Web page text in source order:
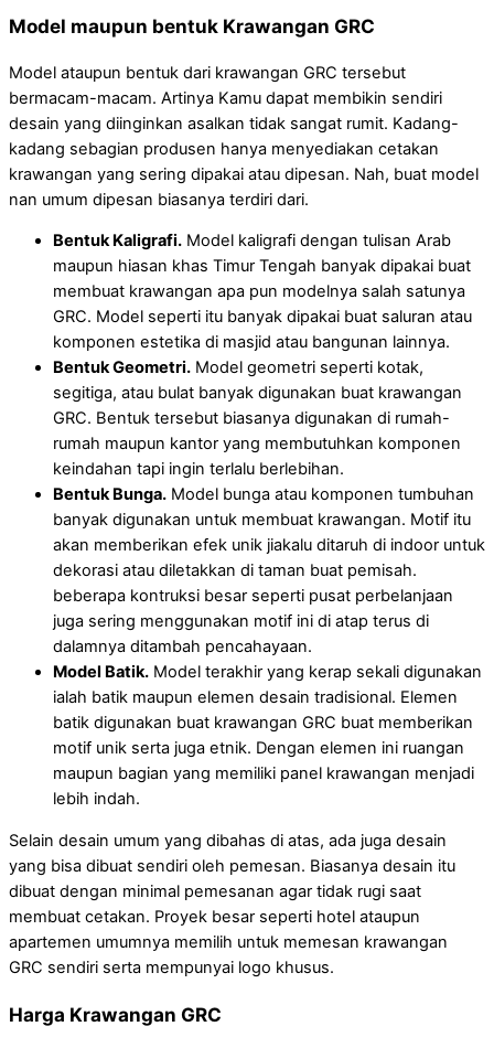
Model maupun bentuk Krawangan GRC
Model ataupun bentuk dari krawangan GRC tersebut
bermacam-macam. Artinya Kamu dapat membikin sendiri
desain yang diinginkan asalkan tidak sangat rumit. Kadang-
kadang sebagian produsen hanya menyediakan cetakan
krawangan yang sering dipakai atau dipesan. Nah, buat model
nan umum dipesan biasanya terdiri dari.
Bentuk Kaligrafi. Model kaligrafi dengan tulisan Arab
maupun hiasan khas Timur Tengah banyak dipakai buat
membuat krawangan apa pun modelnya salah satunya
GRC. Model seperti itu banyak dipakai buat saluran atau
komponen estetika di masjid atau bangunan lainnya.
Bentuk Geometri. Model geometri seperti kotak,
segitiga, atau bulat banyak digunakan buat krawangan
GRC. Bentuk tersebut biasanya digunakan di rumah-
rumah maupun kantor yang membutuhkan komponen
keindahan tapi ingin terlalu berlebihan.
Bentuk Bunga. Model bunga atau komponen tumbuhan
banyak digunakan untuk membuat krawangan. Motif itu
akan memberikan efek unik jiakalu ditaruh di indoor untuk
dekorasi atau diletakkan di taman buat pemisah.
beberapa kontruksi besar seperti pusat perbelanjaan
juga sering menggunakan motif ini di atap terus di
dalamnya ditambah pencahayaan.
Model Batik. Model terakhir yang kerap sekali digunakan
ialah batik maupun elemen desain tradisional. Elemen
batik digunakan buat krawangan GRC buat memberikan
motif unik serta juga etnik. Dengan elemen ini ruangan
maupun bagian yang memiliki panel krawangan menjadi
lebih indah.
Selain desain umum yang dibahas di atas, ada juga desain
yang bisa dibuat sendiri oleh pemesan. Biasanya desain itu
dibuat dengan minimal pemesanan agar tidak rugi saat
membuat cetakan. Proyek besar seperti hotel ataupun
apartemen umumnya memilih untuk memesan krawangan
GRC sendiri serta mempunyai logo khusus.
Harga Krawangan GRC